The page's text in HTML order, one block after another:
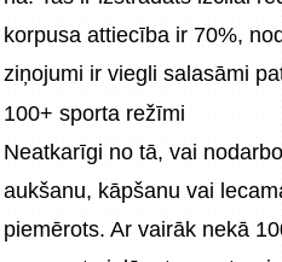
korpusa attiecība ir 70%,
ziņojumi ir viegli salasāmi
100+ sporta režīmi
Neatkarīgi no tā, vai
aukšanu, kāpšanu vai
piemērots. Ar vairāk nekā